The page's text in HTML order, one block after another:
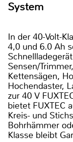
System
In der 40-Volt-
4,0 und 6.0 Ah
Sensen/
Kettensägen,
Hochendaster,
zur 40 V
bietet FUXTEC
Kreis- und
Bohrhämmer
Klasse bleibt